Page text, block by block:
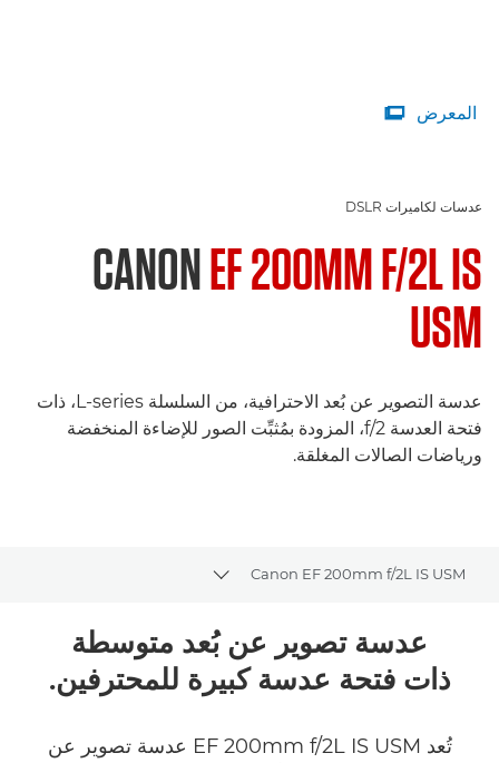
المعرض 
عدسات لكاميرات DSLR
CANONEF 200MM F/2L IS
USM
عدسة التصوير عن بُعد الاحترافية، من السلسلة L-series، ذات
فتحة العدسة f/2، المزودة بمُثبِّت الصور للإضاءة المنخفضة
ورياضات الصالات المغلقة.
Canon EF 200mm f/2L IS USM
Toggle breadcrumbs
المواصفات
عدسة تصوير عن بُعد متوسطة
ذات فتحة عدسة كبيرة للمحترفين.
تُعد EF 200mm f/2L IS USM عدسة تصوير عن